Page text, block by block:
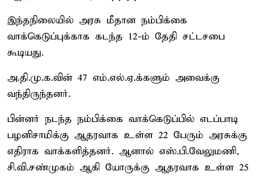
இந்தநிலையில் அரசு மீதான நம்பிக்கை
வாக்கெடுப்புக்காக கடந்த 12-ம் தேதி சட்டசபை
கூடியது.
அ.தி.மு.க.வின் 47 எம்.எல்.ஏ.க்களும் அவைக்கு
வந்திருந்தனர்.
பின்னர் நடந்த நம்பிக்கை வாக்கெடுப்பில் எடப்பாடி
பழனிசாமிக்கு ஆதரவாக உள்ள 22 பேரும் அரசுக்கு
எதிராக வாக்களித்தனர். ஆனால் எஸ்.பி.வேலுமணி,
சி.வி.சண்முகம் ஆகி யோருக்கு ஆதரவாக உள்ள 25